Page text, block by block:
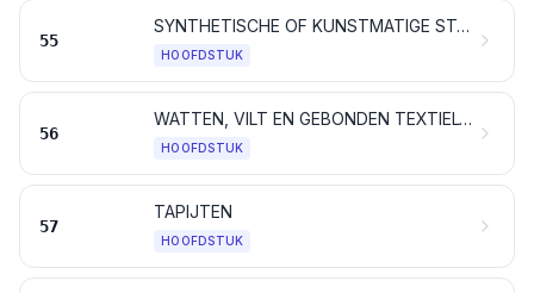
55
SYNTHETISCHE OF KUNSTMATIGE STAPELVEZELS
HOOFDSTUK
56
WATTEN, VILT EN GEBONDEN TEXTIELVLIES; SPECIALE GARENS; BINDGAREN, TOUW EN KABEL, ALSMEDE WERKEN DAARVAN
HOOFDSTUK
57
TAPIJTEN
HOOFDSTUK